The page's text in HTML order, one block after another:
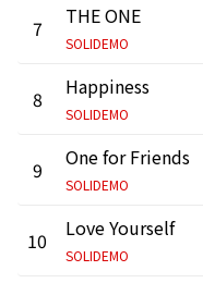
7 THE ONE
SOLIDEMO
8 Happiness
SOLIDEMO
9 One for Friends
SOLIDEMO
10 Love Yourself
SOLIDEMO